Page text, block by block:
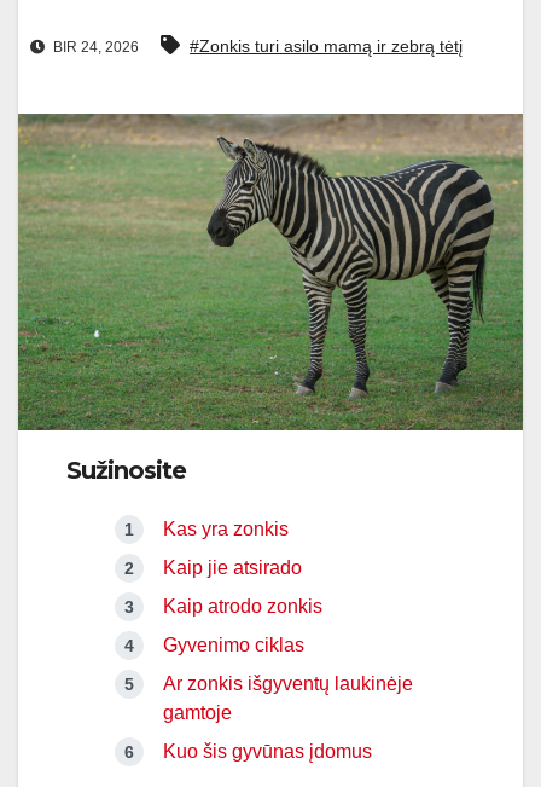
BIR 24, 2026 #Zonkis turi asilo mamą ir zebrą tėtį
Sužinosite
Kas yra zonkis
Kaip jie atsirado
Kaip atrodo zonkis
Gyvenimo ciklas
Ar zonkis išgyventų laukinėje
gamtoje
Kuo šis gyvūnas įdomus